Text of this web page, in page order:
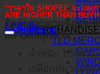
MERCHANDISE
TLD
*ราคาใน SHOPEE จะแพง
ARE HIGHER THAN
ติดต่อสอบถามข้อมูลเพิ่
INFORMATION :
LINE@
FACEBOOK
คำอธิบาย
น้ำหนัก 1,500 G.
เปลือกหมวกผลิ